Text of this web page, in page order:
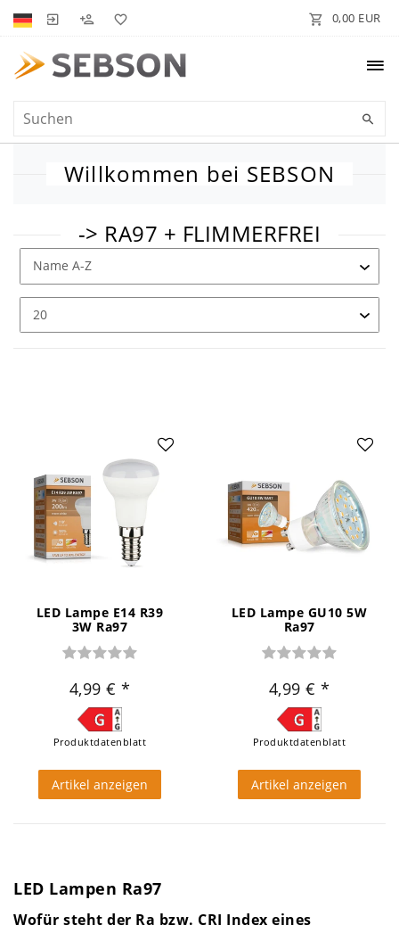
0,00 EUR
Willkommen bei SEBSON
-> RA97 + FLIMMERFREI
LED Lampe E14 R39
3W Ra97
4,99 €
Produktdatenblatt
Artikel anzeigen
LED Lampe GU10 5W
Ra97
4,99 €
Produktdatenblatt
Artikel anzeigen
LED Lampen Ra97
Wofür steht der Ra bzw. CRI Index eines